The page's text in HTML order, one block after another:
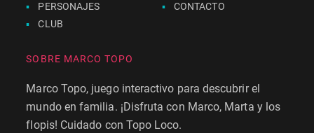
PERSONAJES
CLUB
CONTACTO
SOBRE MARCO TOPO
Marco Topo, juego interactivo para descubrir el
mundo en familia. ¡Disfruta con Marco, Marta y los
flopis! Cuidado con Topo Loco.